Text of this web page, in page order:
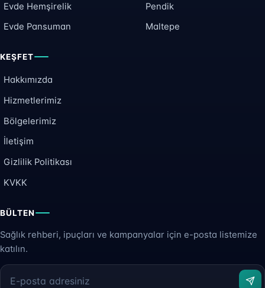
Evde Hemşirelik
Evde Pansuman
Pendik
Maltepe
KEŞFET
Hakkımızda
Hizmetlerimiz
Bölgelerimiz
İletişim
Gizlilik Politikası
KVKK
BÜLTEN
Sağlık rehberi, ipuçları ve kampanyalar için e-posta listemize
katılın.